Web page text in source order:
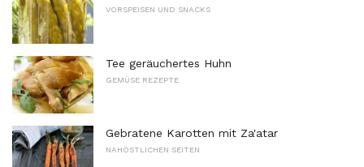
VORSPEISEN UND SNACKS
Tee geräuchertes Huhn
GEMÜSE REZEPTE
Gebratene Karotten mit Za'atar
NAHÖSTLICHEN SEITEN